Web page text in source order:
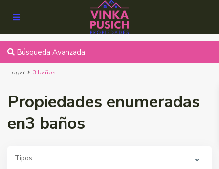
Búsqueda Avanzada
Hogar 3 baños
Propiedades enumeradas
en3 baños
Tipos